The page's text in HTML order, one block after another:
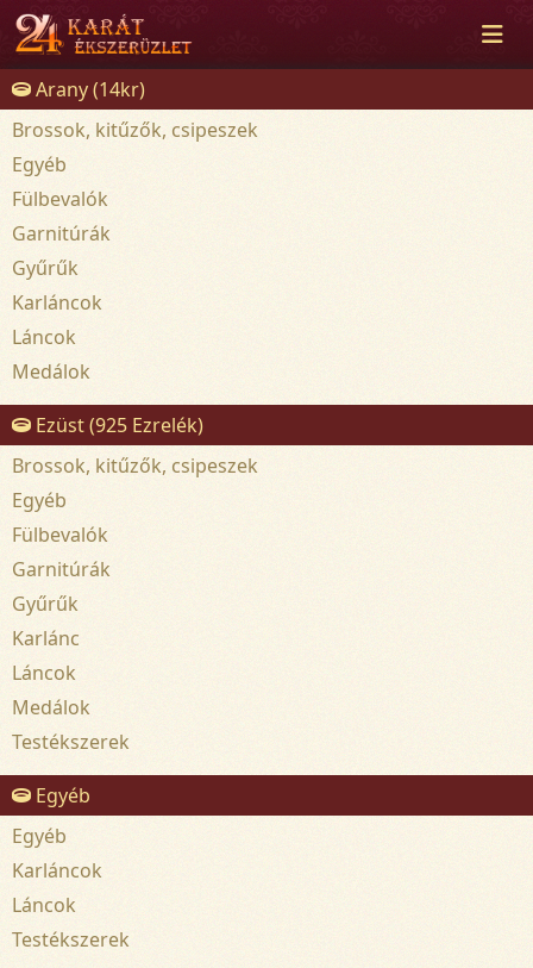
Arany (14kr)
Brossok, kitűzők, csipeszek
Egyéb
Fülbevalók
Garnitúrák
Gyűrűk
Karláncok
Láncok
Medálok
Ezüst (925 Ezrelék)
Brossok, kitűzők, csipeszek
Egyéb
Fülbevalók
Garnitúrák
Gyűrűk
Karlánc
Láncok
Medálok
Testékszerek
Egyéb
Egyéb
Karláncok
Láncok
Testékszerek